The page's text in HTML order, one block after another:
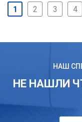
1 2 3 4
НАШ
НЕ НАШЛИ